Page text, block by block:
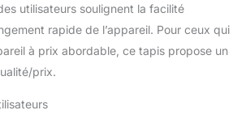
utilisateurs soulignent la facilité
rapide de l’appareil. Pour ceux qui
à prix abordable, ce tapis propose un
prix.